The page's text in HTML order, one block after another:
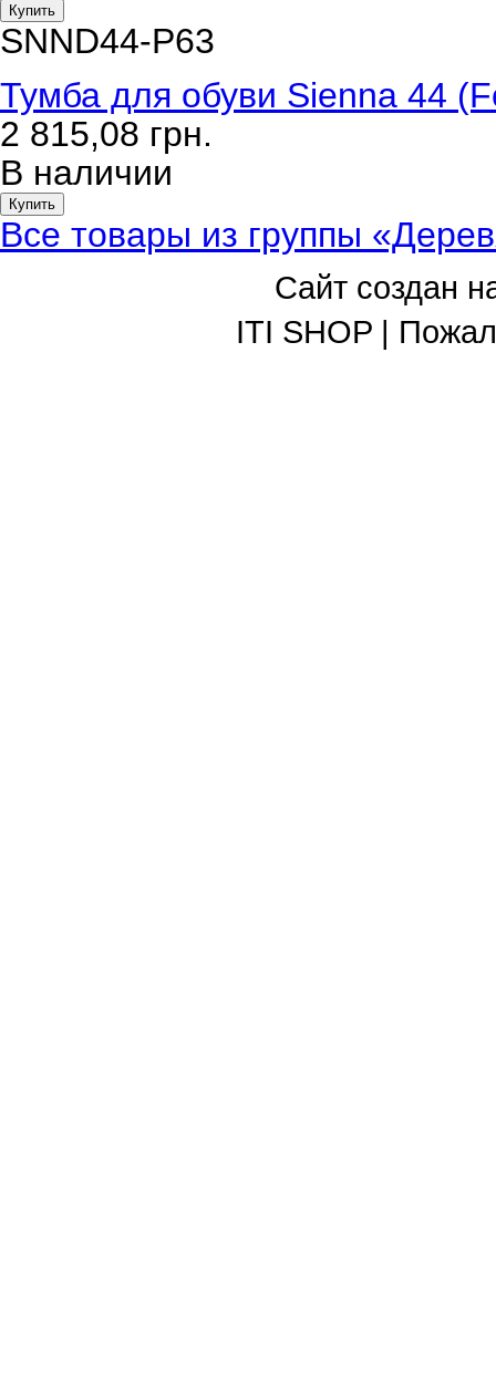
Купить
SNND44-P63
Тумба для обуви Sienna 44
2 815,08 грн.
В наличии
Купить
Все товары из группы
Сайт создан
ITI SHOP |